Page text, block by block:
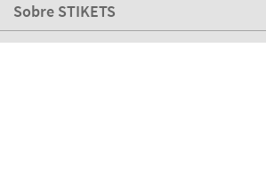
Sobre STIKETS